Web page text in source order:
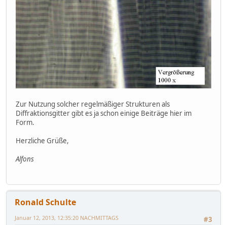
Zur Nutzung solcher regelmäßiger Strukturen als
Diffraktionsgitter gibt es ja schon einige Beiträge hier im
Form.
Herzliche Grüße,
Alfons
Ronald Schulte
#3
Januar 12, 2013, 12:35:20 NACHMITTAGS